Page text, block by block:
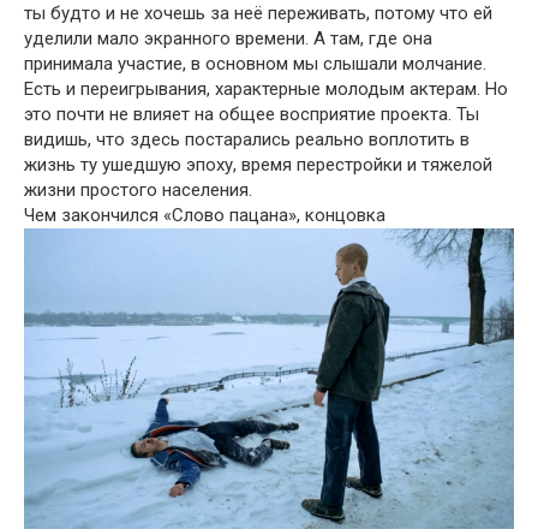
ты будто и не хочешь за неё переживать, потому что ей
уделили мало экранного времени. А там, где она
принимала участие, в основном мы слышали молчание.
Есть и переигрывания, характерные молодым актерам. Но
это почти не влияет на общее восприятие проекта. Ты
видишь, что здесь постарались реально воплотить в
жизнь ту ушедшую эпоху, время перестройки и тяжелой
жизни простого населения.
Чем закончился «Слово пацана», концовка